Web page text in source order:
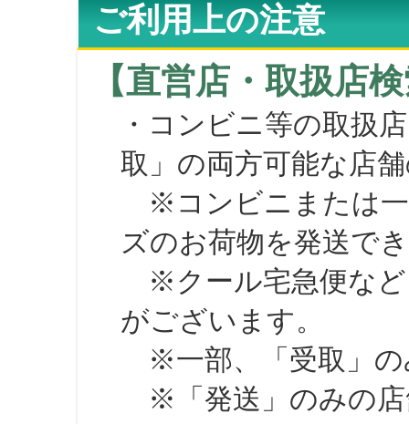
ご利用上の注意
【直営店・取扱店
・コンビニ等の取扱
取」の両方可能な店
※コンビニまたは一
ズのお荷物を発送で
※クール宅急便など
がございます。
※一部、「受取」の
※「発送」のみの店